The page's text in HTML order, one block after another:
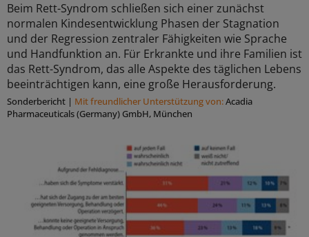
Beim Rett-Syndrom schließen sich einer zunächst
normalen Kindesentwicklung Phasen der Stagnation
und der Regression zentraler Fähigkeiten wie Sprache
und Handfunktion an. Für Erkrankte und ihre Familien ist
das Rett-Syndrom, das alle Aspekte des täglichen Lebens
beeinträchtigen kann, eine große Herausforderung.
Sonderbericht | Mit freundlicher Unterstützung von:Acadia
Pharmaceuticals (Germany) GmbH, München